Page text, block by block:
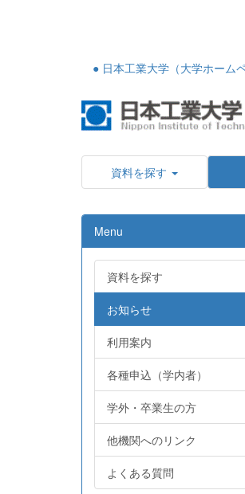
● 日本工業大学（大学ホームペ
資料を探す
Menu
資料を探す
お知らせ
利用案内
各種申込（学内者）
学外・卒業生の方
他機関へのリンク
よくある質問